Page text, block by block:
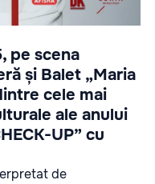
pe scena
și Balet „Maria
cele mai
ale anului
UP” cu
de